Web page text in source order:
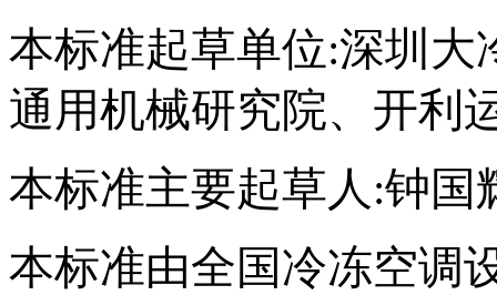
本标准起草单位:深圳大
通用机械研究院、开利
本标准主要起草人:钟国
本标准由全国冷冻空调